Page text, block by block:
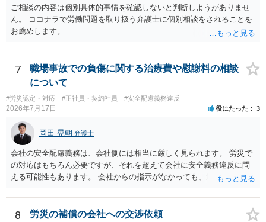
ご相談の内容は個別具体的事情を確認しないと判断しようがありませ
ん。 ココナラで労働問題を取り扱う弁護士に個別相談をされることを
お薦めします。
7
職場事故での負傷に関する治療費や慰謝料の相談
について
#労災認定・対応 #正社員・契約社員 #安全配慮義務違反
2026年7月17日 役にたった 3
岡田 晃朝 弁護士
会社の安全配慮義務は、会社側には相当に厳しく見られます。 労災で
の対応はもちろん必要ですが、それを超えて会社に安全義務違反に問
える可能性もあります。 会社からの指示がなかっても、逆に危険な作
実地指導をしていないことが問題になった事例もあります。ですの
で、指示が無ければ免責されるわけではありません。責任追及の交渉
8 労災の補償の会社への交渉依頼